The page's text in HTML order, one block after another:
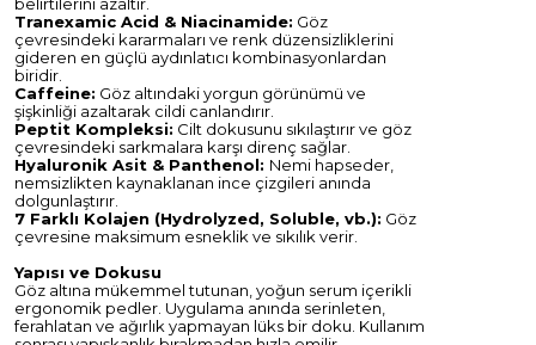
Tranexamic Acid & Niacinamide: Göz
çevresindeki kararmaları ve renk düzensizliklerini
gideren en güçlü aydınlatıcı kombinasyonlardan
biridir.
Caffeine: Göz altındaki yorgun görünümü ve
şişkinliği azaltarak cildi canlandırır.
Peptit Kompleksi: Cilt dokusunu sıkılaştırır ve göz
çevresindeki sarkmalara karşı direnç sağlar.
Hyaluronik Asit & Panthenol: Nemi hapseder,
nemsizlikten kaynaklanan ince çizgileri anında
dolgunlaştırır.
7 Farklı Kolajen (Hydrolyzed, Soluble, vb.): Göz
çevresine maksimum esneklik ve sıkılık verir.
Yapısı ve Dokusu
Göz altına mükemmel tutunan, yoğun serum içerikli
ergonomik pedler. Uygulama anında serinleten,
ferahlatan ve ağırlık yapmayan lüks bir doku. Kullanım